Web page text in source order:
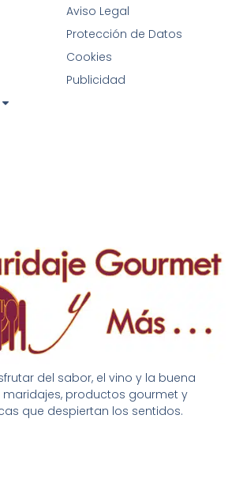
del sabor, el vino y la buena
maridajes, productos gourmet y
que despiertan los sentidos.
Aviso Legal
Protección de Datos
Cookies
Publicidad